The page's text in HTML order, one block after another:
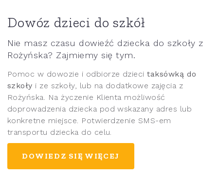
Dowóz dzieci do szkół
Nie masz czasu dowieźć dziecka do szkoły z
Rożyńska? Zajmiemy się tym.
Pomoc w dowozie i odbiorze dziecitaksówką do
szkoły i ze szkoły, lub na dodatkowe zajęcia z
Rożyńska. Na życzenie Klienta możliwość
doprowadzenia dziecka pod wskazany adres lub
konkretne miejsce. Potwierdzenie SMS-em
transportu dziecka do celu.
DOWIEDZ SIĘ WIĘCEJ